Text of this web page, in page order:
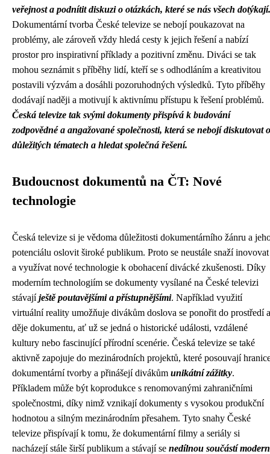
veřejnost a podnítit diskuzi o otázkách, které se nás všech dotýkají.
Dokumentární tvorba České televize se nebojí poukazovat na
problémy, ale zároveň vždy hledá cesty k jejich řešení a nabízí
prostor pro inspirativní příklady a pozitivní změnu. Diváci se tak
mohou seznámit s příběhy lidí, kteří se s odhodláním a kreativitou
postavili výzvám a dosáhli pozoruhodných výsledků. Tyto příběhy
dodávají naději a motivují k aktivnímu přístupu k řešení problémů.
Česká televize tak svými dokumenty přispívá k budování
zodpovědné a angažované společnosti, která se nebojí diskutovat o
důležitých tématech a hledat společná řešení.
Budoucnost dokumentů na ČT: Nové
technologie
Česká televize si je vědoma důležitosti dokumentárního žánru a
potenciálu oslovit široké publikum. Proto se neustále snaží inovovat
a využívat nové technologie k obohacení divácké zkušenosti. Díky
moderním technologiím se dokumenty vysílané na České televizi
stávajíještě poutavějšími a přístupnějšími. Například využití
virtuální reality umožňuje divákům doslova se ponořit do prostředí a
děje dokumentu, ať už se jedná o historické události, vzdálené
kultury nebo fascinující přírodní scenérie. Česká televize se také
aktivně zapojuje do mezinárodních projektů, které posouvají
dokumentární tvorby a přinášejí divákům unikátní zážitky.
Příkladem může být koprodukce s renomovanými zahraničními
společnostmi, díky nimž vznikají dokumenty s vysokou produkční
hodnotou a silným mezinárodním přesahem. Tyto snahy České
televize přispívají k tomu, že dokumentární filmy a seriály si
nacházejí stále širší publikum a stávají se nedílnou součástí